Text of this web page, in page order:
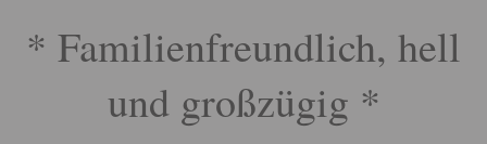
* Familienfreundlich, hell
und großzügig *